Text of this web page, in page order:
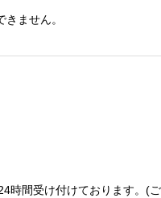
ません。
時間受け付けております。(